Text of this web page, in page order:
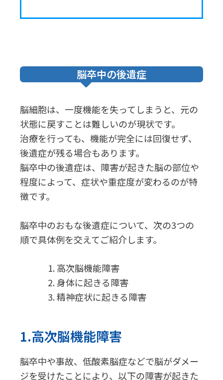
脳卒中の後遺症
脳細胞は、一度機能を失ってしまうと、元の
状態に戻すことは難しいのが現状です。
治療を行っても、機能が完全には回復せず、
後遺症が残る場合もあります。
脳卒中の後遺症は、障害が起きた脳の部位や
程度によって、症状や重症度が変わるのが特
徴です。
脳卒中のおもな後遺症について、次の3つの
順で具体例を交えてご紹介します。
高次脳機能障害
身体に起きる障害
精神症状に起きる障害
1.高次脳機能障害
脳卒中や事故、低酸素脳症などで脳がダメー
ジを受けたことにより、以下の障害が起きた